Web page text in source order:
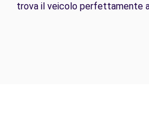
trova il veicolo perfettamente